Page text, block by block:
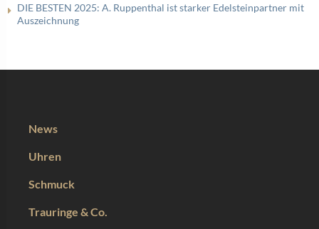
DIE BESTEN 2025: A. Ruppenthal ist starker Edelsteinpartner mit
Auszeichnung
News
Uhren
Schmuck
Trauringe & Co.